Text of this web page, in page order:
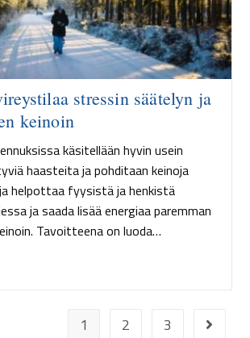
stressin säätelyn ja
keinoin
käsitellään hyvin usein
haasteita ja pohditaan keinoja
helpottaa fyysistä ja henkistä
ja saada lisää energiaa paremman
Tavoitteena on luoda…
1 2 3